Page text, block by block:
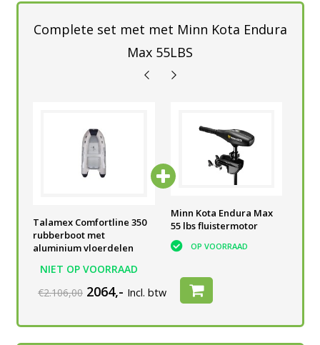
Complete set met met Minn Kota Endura
Max 55LBS
Talamex Comfortline 350
rubberboot met
aluminium vloerdelen
NIET OP VOORRAAD
Talamex 60 A
OP VOORRAAD
Minn Kota Endura Max
55 lbs fluistermotor
OP VOORRAAD
€2.106,00 2064,- Incl. btw